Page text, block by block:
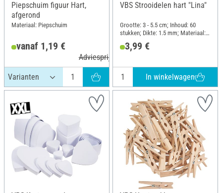
Piepschuim figuur Hart,
afgerond
Materiaal: Piepschuim
vanaf 1,19 €
Adviesprijs 1,39 €
VBS Strooidelen hart "Lina"
Grootte: 3 - 5.5 cm; Inhoud: 60
stukken; Dikte: 1.5 mm; Materiaal:
3,99 €
In winkelwagen